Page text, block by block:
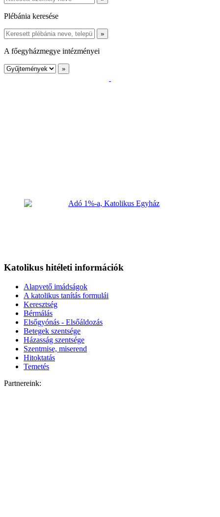
Plébánia keresése
A főegyházmegye intézményei
Katolikus hitéleti információk
Alapvető imádságok
A katolikus tanítás formulái
Keresztség
Bérmálás
Elsőgyónás - Elsőáldozás
Betegek szentsége
Házasság szentsége
Szentmise, miserend
Hitoktatás
Temetés
Partnereink: